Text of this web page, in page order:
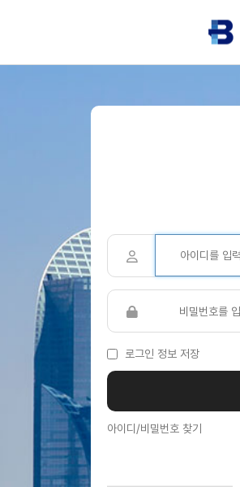
로그인 정보 저장
아이디/비밀번호 찾기